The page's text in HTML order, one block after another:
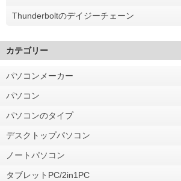
Thunderboltのデイジーチェーン
カテゴリー
パソコンメーカー
パソコン
パソコンのタイプ
デスクトップパソコン
ノートパソコン
タブレットPC/2in1PC